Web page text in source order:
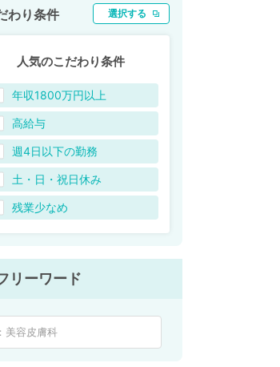
わり条件 選択する
人気のこだわり条件
年収1800万円以上
高給与
週4日以下の勤務
土・日・祝日休み
残業少なめ
リーワード